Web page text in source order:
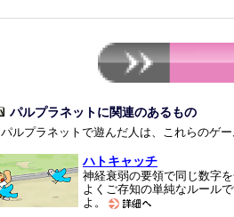
パルプラネットに関連のあるもの
パルプラネットで遊んだ人は、これらのゲ
ハトキャッチ
神経衰弱の要領で同じ数字
よくご存知の単純なルール
よ。